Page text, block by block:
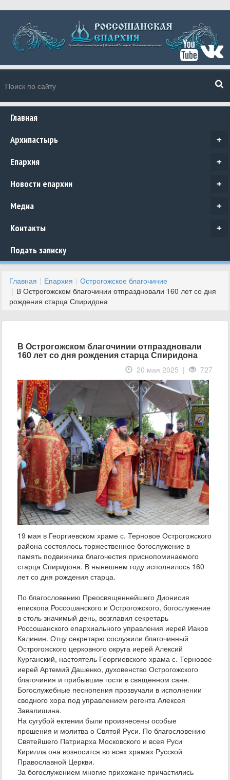
Главная
+
Архипастырь
+
Епархия
+
Новости епархии
+
Медиа
+
Контакты
Подать записку
Главная Епархия
Острогожское благочиние
В Острогожском благочинии отпраздновали 160 лет со дня
рождения старца Спиридона
В Острогожском благочинии отпраздновали
160 лет со дня рождения старца Спиридона
20 мая 2025 | 727
19 мая в Георгиевском храме с. Терновое Острогожского
района состоялось торжественное богослужение в
память подвижника благочестия приснопоминаемого
старца Спиридона. В нынешнем году исполнилось 160
лет со дня рождения старца.
По благословению Преосвященнейшего Дионисия
епископа Россошанского и Острогожского, богослужение
в столь значимый день, возглавил секретарь
Россошанского епархиального управления иерей Иаков
Калинин. Отцу секретарю сослужили благочинный
Острогожского церковного округа иерей Алексий
Курганский, настоятель Георгиевского храма с. Терновое
иерей Артемий Дашенко, духовенство Острогожского
благочиния и прибывшие гости в священном сане.
Богослужебные песнопения прозвучали в исполнении
сводного хора под управлением регента Алексея
Завалишина.
На сугубой ектении были произнесены особые
прошения и молитва о Святой Руси. По благословению
Святейшего Патриарха Московского и всея Руси
Кирилла она возносится во всех храмах Русской
Православной Церкви.
За богослужением многие прихожане причастились